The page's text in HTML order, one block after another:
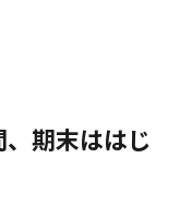
期末ははじ